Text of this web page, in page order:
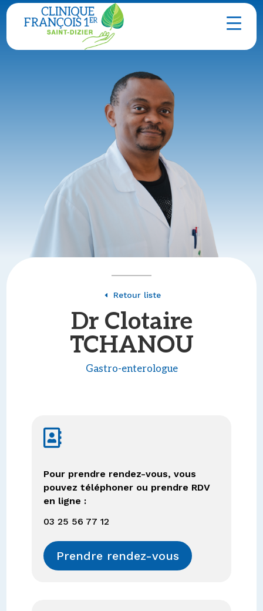
D Retour liste
Dr Clotaire
TCHANOU
Gastro-enterologue

Pour prendre rendez-vous, vous
pouvez téléphoner ou prendre RDV
en ligne :
03 25 56 77 12
Prendre rendez-vous